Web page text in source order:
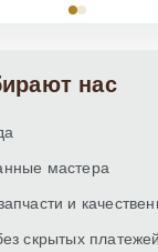
нас
мастера
и
скрытых платежей